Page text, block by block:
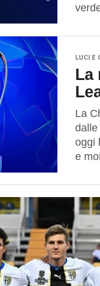
LUCI E
La
La
dalle
oggi
e